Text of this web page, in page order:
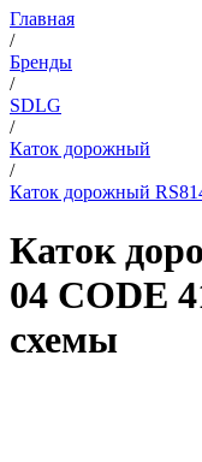
Главная
/
Бренды
/
SDLG
/
Каток дорожный
/
Каток дорожный
Каток
04 CODE
схемы